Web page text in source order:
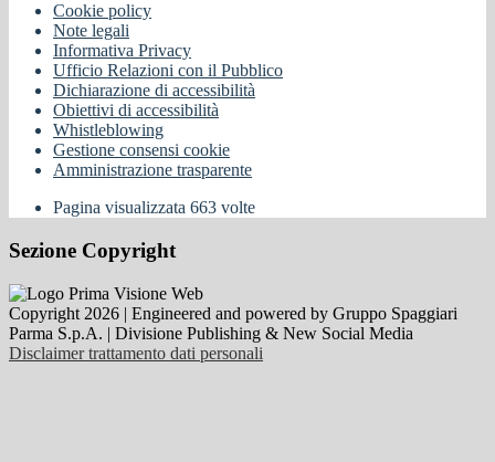
Cookie policy
Note legali
Informativa Privacy
Ufficio Relazioni con il Pubblico
Dichiarazione di accessibilità
Obiettivi di accessibilità
Whistleblowing
Gestione consensi cookie
Amministrazione trasparente
Pagina visualizzata 663 volte
Sezione Copyright
Copyright 2026 | Engineered and powered by Gruppo Spaggiari
Parma S.p.A. | Divisione Publishing & New Social Media
Disclaimer trattamento dati personali